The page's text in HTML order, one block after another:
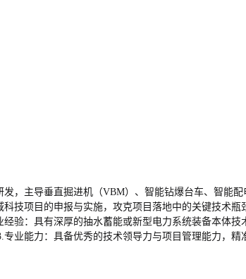
，主导垂直掘进机（VBM）、智能钻爆台车、智
技项目的申报与实施，攻克项目落地中的关键技术
验：具有深厚的抽水蓄能或新型电力系统装备本体
业能力：具备优秀的技术领导力与项目管理能力，